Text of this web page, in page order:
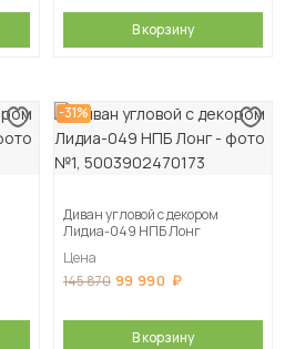
В корзину
-31%
Диван угловой с декором
Лидиа-049 НПБ Лонг
Цена
145 870 99 990
В корзину